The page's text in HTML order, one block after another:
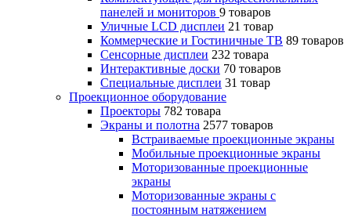
панелей и мониторов 9 товаров
Уличные LCD дисплеи 21 товар
Коммерческие и Гостиничные ТВ 89 товаров
Сенсорные дисплеи 232 товара
Интерактивные доски 70 товаров
Специальные дисплеи 31 товар
Проекционное оборудование
Проекторы 782 товара
Экраны и полотна 2577 товаров
Встраиваемые проекционные экраны
Мобильные проекционные экраны
Моторизованные проекционные
экраны
Моторизованные экраны с
постоянным натяжением